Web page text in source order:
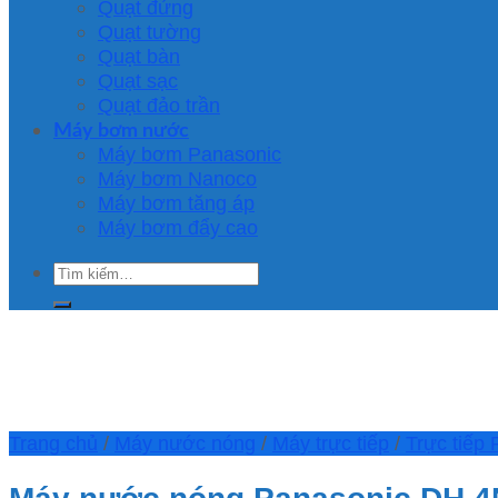
Quạt đứng
Quạt tường
Quạt bàn
Quạt sạc
Quạt đảo trần
Máy bơm nước
Máy bơm Panasonic
Máy bơm Nanoco
Máy bơm tăng áp
Máy bơm đẩy cao
Tìm
kiếm:
Trang chủ / Máy nước nóng / Máy trực tiếp / Trực tiếp